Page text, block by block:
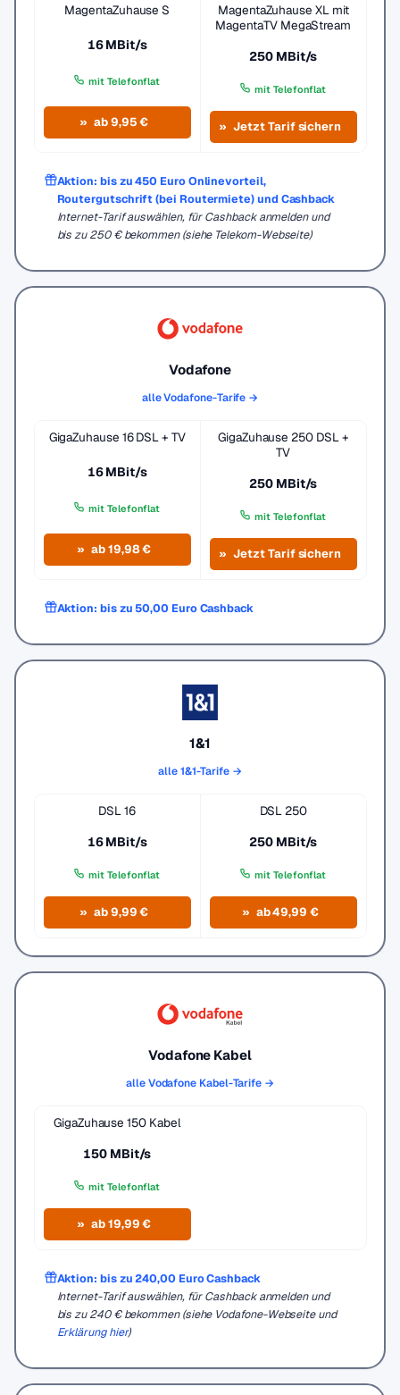
MagentaZuhause S
16 MBit/s
mit Telefonflat
ab 9,95 €
MagentaZuhause XL mit
MagentaTV MegaStream
250 MBit/s
mit Telefonflat
Jetzt Tarif sichern
Aktion: bis zu 450 Euro Onlinevorteil,
Routergutschrift (bei Routermiete) und Cashback
Internet-Tarif auswählen, für Cashback anmelden und
bis zu 250 € bekommen (siehe Telekom-Webseite)
Vodafone
alle Vodafone-Tarife →
GigaZuhause 16 DSL + TV
16 MBit/s
mit Telefonflat
ab 19,98 €
GigaZuhause 250 DSL +
TV
250 MBit/s
mit Telefonflat
Jetzt Tarif sichern
Aktion: bis zu 50,00 Euro Cashback
1&1
alle 1&1-Tarife →
DSL 16
16 MBit/s
mit Telefonflat
ab 9,99 €
DSL 250
250 MBit/s
mit Telefonflat
ab 49,99 €
Vodafone Kabel
alle Vodafone Kabel-Tarife →
GigaZuhause 150 Kabel
150 MBit/s
mit Telefonflat
ab 19,99 €
Aktion: bis zu 240,00 Euro Cashback
Internet-Tarif auswählen, für Cashback anmelden und
bis zu 240 € bekommen (siehe Vodafone-Webseite und
Erklärung hier)